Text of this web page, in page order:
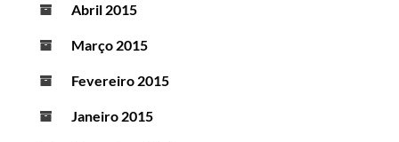
Abril 2015
Março 2015
Fevereiro 2015
Janeiro 2015